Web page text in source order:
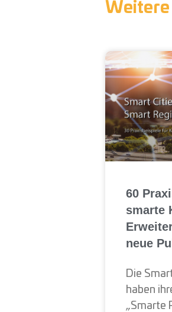
60
smarte
neue
Die
haben
„Smarte